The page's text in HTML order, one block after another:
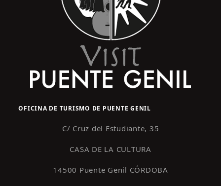
OFICINA DE TURISMO DE PUENTE GENIL
C/ Cruz del Estudiante, 35
CASA DE LA CULTURA
14500 Puente Genil CÓRDOBA